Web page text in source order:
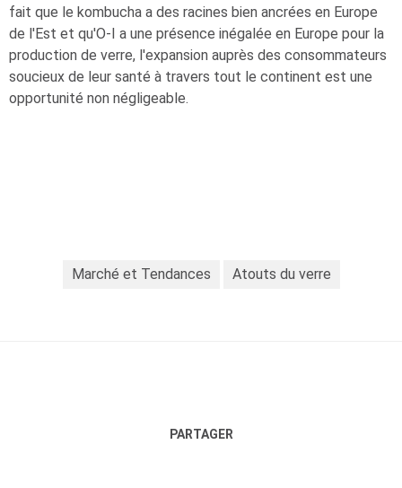
fait que le kombucha a des racines bien ancrées en Europe
de l'Est et qu'O-I a une présence inégalée en Europe pour la
production de verre, l'expansion auprès des consommateurs
soucieux de leur santé à travers tout le continent est une
opportunité non négligeable.
Marché et Tendances Atouts du verre
PARTAGER